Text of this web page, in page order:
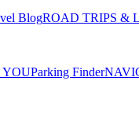
BlogROAD TRIPS &
YOUParking Finder